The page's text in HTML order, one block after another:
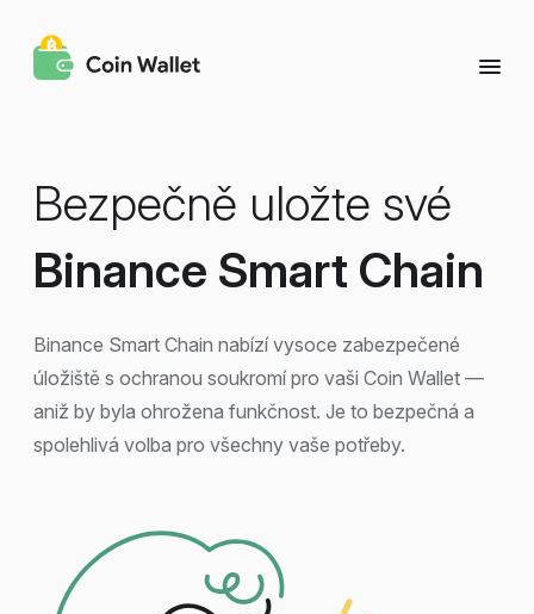
Bezpečně uložte své
Binance Smart Chain
Binance Smart Chain nabízí vysoce zabezpečené
úložiště s ochranou soukromí pro vaši Coin Wallet —
aniž by byla ohrožena funkčnost. Je to bezpečná a
spolehlivá volba pro všechny vaše potřeby.